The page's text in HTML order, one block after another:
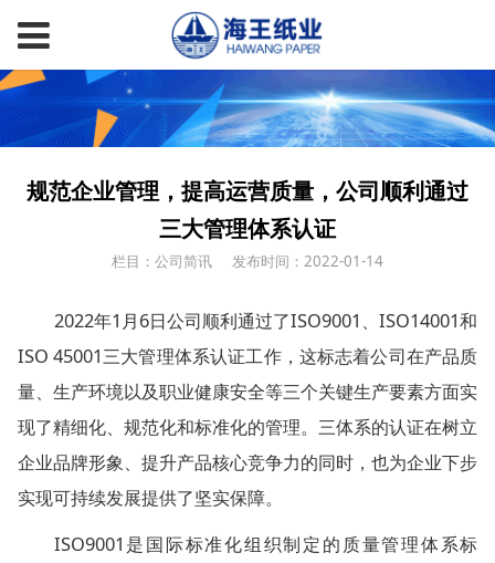
规范企业管理，提高运营质量，公司顺利通过
三大管理体系认证
栏目：公司简讯 发布时间：2022-01-14
2022年1月6日公司顺利通过了ISO9001、ISO14001和
ISO 45001三大管理体系认证工作，这标志着公司在产品质
量、生产环境以及职业健康安全等三个关键生产要素方面实
现了精细化、规范化和标准化的管理。三体系的认证在树立
企业品牌形象、提升产品核心竞争力的同时，也为企业下步
实现可持续发展提供了坚实保障。
ISO9001是国际标准化组织制定的质量管理体系标